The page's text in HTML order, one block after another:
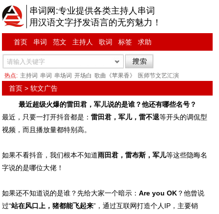
串词网:专业提供各类主持人串词
用汉语文字抒发语言的无穷魅力！
首页 串词 范文 主持人 歌词 标签 求助
热点: 主持词 串词 串场词 开场白 歌曲《苹果香》 医师节文艺汇演
首页 >软文广告
最近超级火爆的雷田君，军儿说的是谁？他还有哪些名号？
最近，只要一打开抖音都是：雷田君，军儿，雷不退等开头的调侃型
视频，而且播放量都特别高。
如果不看抖音，我们根本不知道雨田君，雷布斯，军儿等这些隐晦名
字说的是哪位大佬！
如果还不知道说的是谁？先给大家一个暗示：Are you OK ？他曾说
过“站在风口上，猪都能飞起来”，通过互联网打造个人IP，主要销